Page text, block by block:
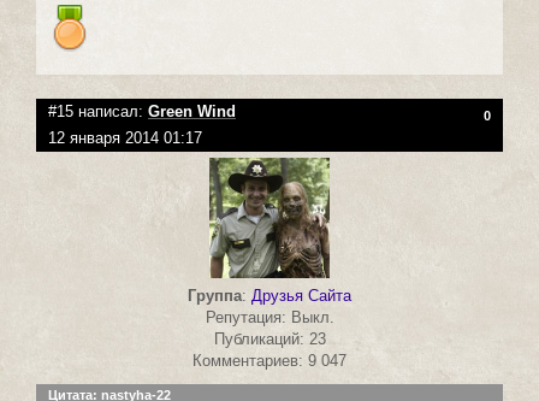
#15 написал: Green Wind 0
12 января 2014 01:17
Группа: Друзья Сайта
Репутация: Выкл.
Публикаций: 23
Комментариев: 9 047
Цитата: nastyha-22